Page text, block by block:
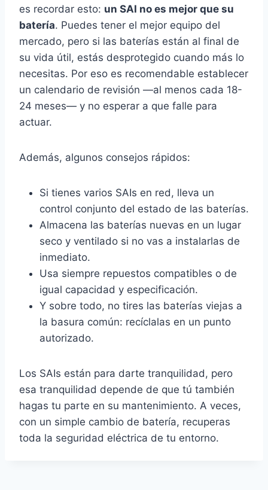
es recordar esto: un SAI no es mejor que su
batería. Puedes tener el mejor equipo del
mercado, pero si las baterías están al final de
su vida útil, estás desprotegido cuando más lo
necesitas. Por eso es recomendable establecer
un calendario de revisión —al menos cada 18-
24 meses— y no esperar a que falle para
actuar.
Además, algunos consejos rápidos:
Si tienes varios SAIs en red, lleva un
control conjunto del estado de las baterías.
Almacena las baterías nuevas en un lugar
seco y ventilado si no vas a instalarlas de
inmediato.
Usa siempre repuestos compatibles o de
igual capacidad y especificación.
Y sobre todo, no tires las baterías viejas a
la basura común: recíclalas en un punto
autorizado.
Los SAIs están para darte tranquilidad, pero
esa tranquilidad depende de que tú también
hagas tu parte en su mantenimiento. A veces,
con un simple cambio de batería, recuperas
toda la seguridad eléctrica de tu entorno.